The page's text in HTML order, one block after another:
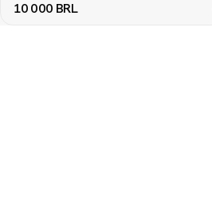
10 000 BRL